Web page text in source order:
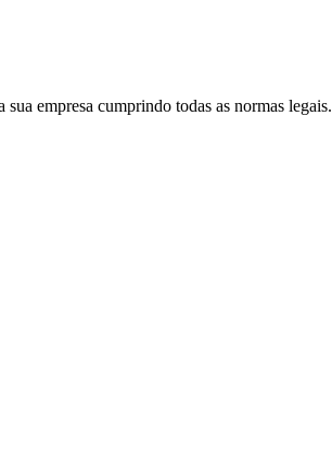
empresa cumprindo todas as normas legais.